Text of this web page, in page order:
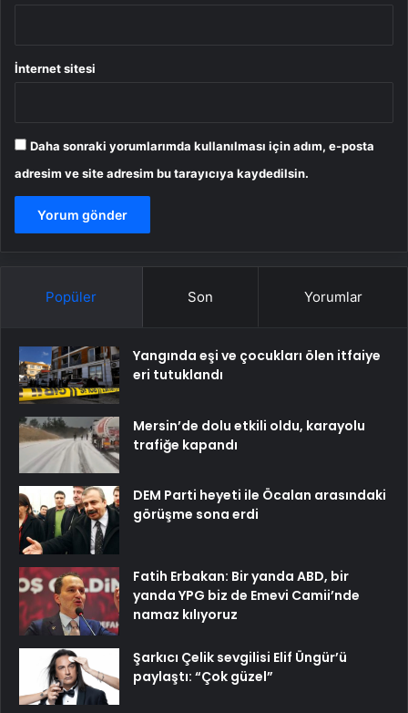
İnternet sitesi
Daha sonraki yorumlarımda kullanılması için adım, e-posta
adresim ve site adresim bu tarayıcıya kaydedilsin.
Popüler Son Yorumlar
Yangında eşi ve çocukları ölen itfaiye
eri tutuklandı
Mersin’de dolu etkili oldu, karayolu
trafiğe kapandı
DEM Parti heyeti ile Öcalan arasındaki
görüşme sona erdi
Fatih Erbakan: Bir yanda ABD, bir
yanda YPG biz de Emevi Camii’nde
namaz kılıyoruz
Şarkıcı Çelik sevgilisi Elif Üngür’ü
paylaştı: “Çok güzel”